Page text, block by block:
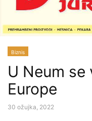
Biznis
U Neum
Europe
30 ožujka, 2022